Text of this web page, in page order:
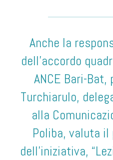
Anche la
dell’accordo
ANCE Bari-
Turchiarulo,
alla
Poliba, valuta
dell’iniziativa,